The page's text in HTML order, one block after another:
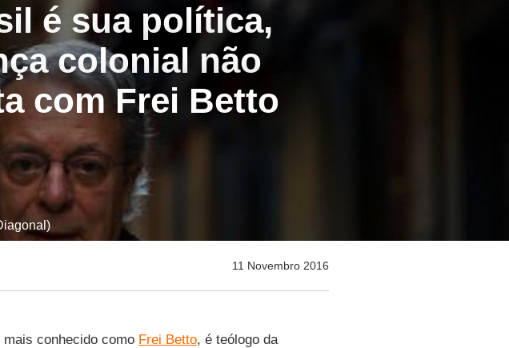
é sua política,
colonial não
com Frei Betto
11 Novembro 2016
mais conhecido como Frei Betto, é teólogo da